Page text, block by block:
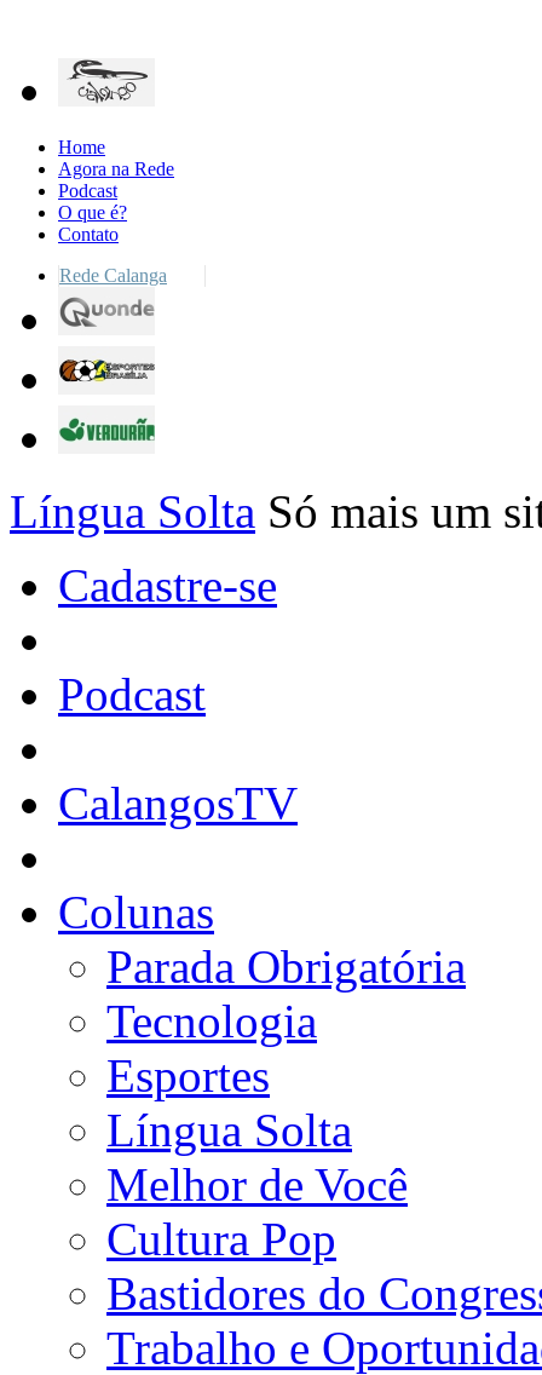
Home
Agora na Rede
Podcast
O que é?
Contato
Rede Calanga
Língua Solta Só mais um
Cadastre-se
Podcast
CalangosTV
Colunas
Parada Obrigatória
Tecnologia
Esportes
Língua Solta
Melhor de Você
Cultura Pop
Bastidores do
Trabalho e